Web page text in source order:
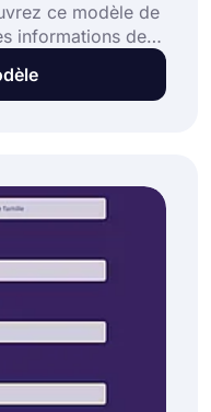
ce modèle de
informations de
les
patient. Partagez-